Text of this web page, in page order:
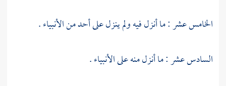
الخامس عشر : ما أنزل فيه ولم ينزل على أحد من الأنبياء .
السادس عشر : ما أنزل منه على الأنبياء .